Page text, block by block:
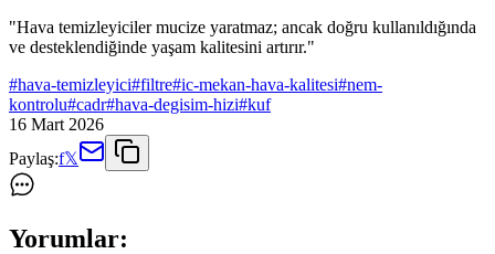
"Hava temizleyiciler mucize yaratmaz; ancak doğru kullanıldığında
ve desteklendiğinde yaşam kalitesini artırır."
#hava-temizleyici#filtre#ic-mekan-hava-kalitesi#nem-
kontrolu#cadr#hava-degisim-hizi#kuf
16 Mart 2026
Paylaş:f𝕏
Yorumlar: